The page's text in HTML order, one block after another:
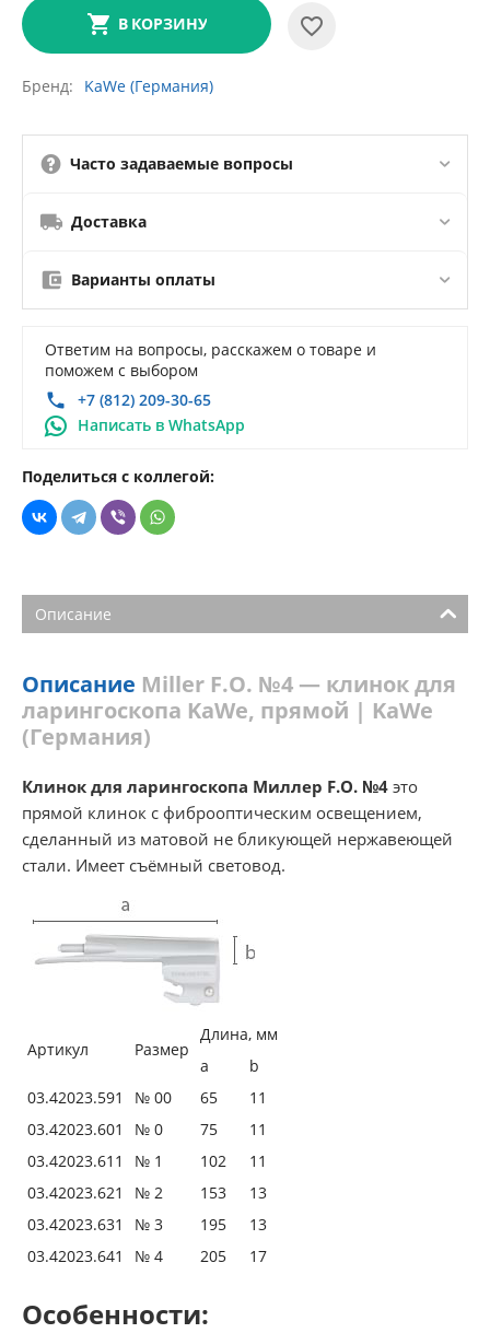
В КОРЗИНУ
Бренд KaWe (Германия)
Часто задаваемые вопросы
Доставка
Варианты оплаты
Ответим на вопросы, расскажем о товаре и
поможем с выбором
+7 (812) 209-30-65
Написать в WhatsApp
Поделиться с коллегой:
Описание
Описание Miller F.O. №4 — клинок для
ларингоскопа KaWe, прямой | KaWe
(Германия)
Клинок для ларингоскопа Миллер F.O. №4 это
прямой клинок с фиброоптическим освещением,
сделанный из матовой не бликующей нержавеющей
стали. Имеет съёмный световод.
Артикул Размер
Длина, мм
a
b
03.42023.591
№ 00 65
11
03.42023.601
№ 0 75
11
03.42023.611
№ 1 102
11
03.42023.621
№ 2 153
13
03.42023.631
№ 3 195
13
03.42023.641
№ 4 205 17
Особенности: